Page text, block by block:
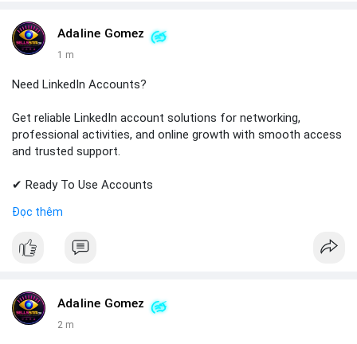
#github #githubaccount #developers
#sellssmm
Adaline Gomez
1 m
Need LinkedIn Accounts?
Get reliable LinkedIn account solutions for networking,
professional activities, and online growth with smooth access
and trusted support.
✔ Ready To Use Accounts
✔ Professional Customer Support
📱 WhatsApp: +1 (681) 549-2683
#linkedin #linkedinaccount #professionalnetwork
#digitalsolutions
#sellssmm
Đọc thêm
Adaline Gomez
2 m